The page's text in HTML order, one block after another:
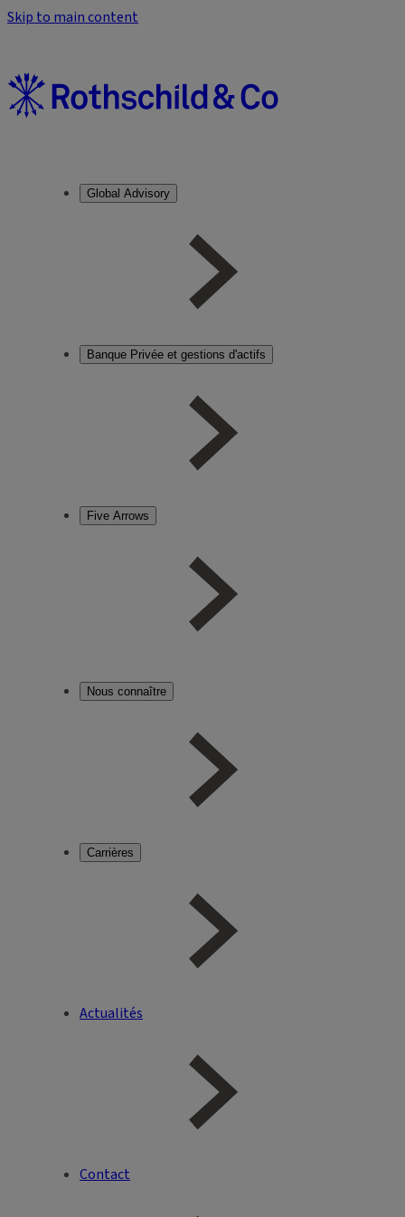
Skip to main content
Global Advisory
Banque Privée et gestions d'actifs
Five Arrows
Nous connaître
Carrières
Actualités
Contact